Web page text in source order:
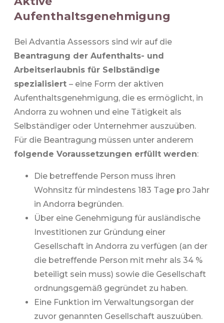
Aufenthaltsgenehmigung
Bei Advantia Assessors sind wir auf die
Beantragung der Aufenthalts- und
Arbeitserlaubnis für Selbständige
spezialisiert – eine Form der aktiven
Aufenthaltsgenehmigung, die es ermöglicht, in
Andorra zu wohnen und eine Tätigkeit als
Selbständiger oder Unternehmer auszuüben.
Für die Beantragung müssen unter anderem
folgende Voraussetzungen erfüllt werden:
Die betreffende Person muss ihren
Wohnsitz für mindestens 183 Tage pro Jahr
in Andorra begründen.
Über eine Genehmigung für ausländische
Investitionen zur Gründung einer
Gesellschaft in Andorra zu verfügen (an der
die betreffende Person mit mehr als 34 %
beteiligt sein muss) sowie die Gesellschaft
ordnungsgemäß gegründet zu haben.
Eine Funktion im Verwaltungsorgan der
zuvor genannten Gesellschaft auszuüben.